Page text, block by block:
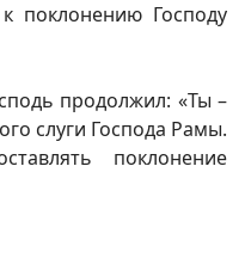
поклонению Господу
продолжил: «Ты –
слуги Господа Рамы.
поклонение